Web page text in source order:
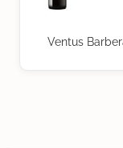
Ventus